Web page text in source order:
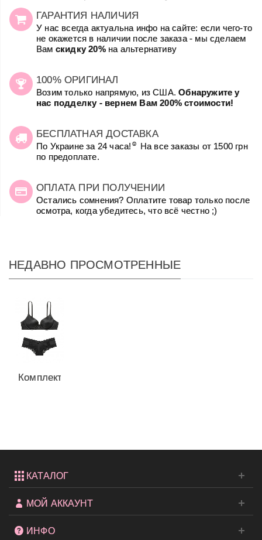
ГАРАНТИЯ НАЛИЧИЯ
У нас всегда актуальна инфо на сайте: если чего-то
не окажется в наличии после заказа - мы сделаем
Вам скидку 20%на альтернативу
100% ОРИГИНАЛ
Возим только напрямую, из США.Обнаружите у
нас подделку - вернем Вам 200% стоимости!
БЕСПЛАТНАЯ ДОСТАВКА
По Украине за 24 часа! ☺
На все заказы от 1500 грн
по предоплате.
ОПЛАТА ПРИ ПОЛУЧЕНИИ
Остались сомнения? Оплатите товар только после
осмотра, когда убедитесь, что всё честно ;)
НЕДАВНО ПРОСМОТРЕННЫЕ
Комплект
КАТАЛОГ
МОЙ АККАУНТ
ИНФО